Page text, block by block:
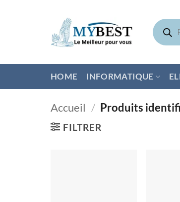
de
produits
HOME INFORMATIQUE
Accueil / Produits
FILTRER